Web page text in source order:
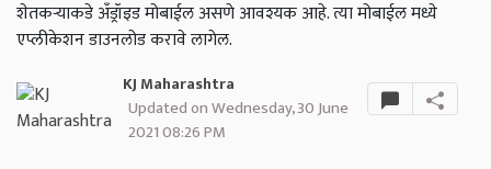
शेतकऱ्याकडे अँड्रॉइड मोबाईल असणे आवश्यक आहे. त्या मोबाईल मध्ये
एप्लीकेशन डाउनलोड करावे लागेल.
KJ Maharashtra
Updated on Wednesday, 30 June
2021 08:26 PM